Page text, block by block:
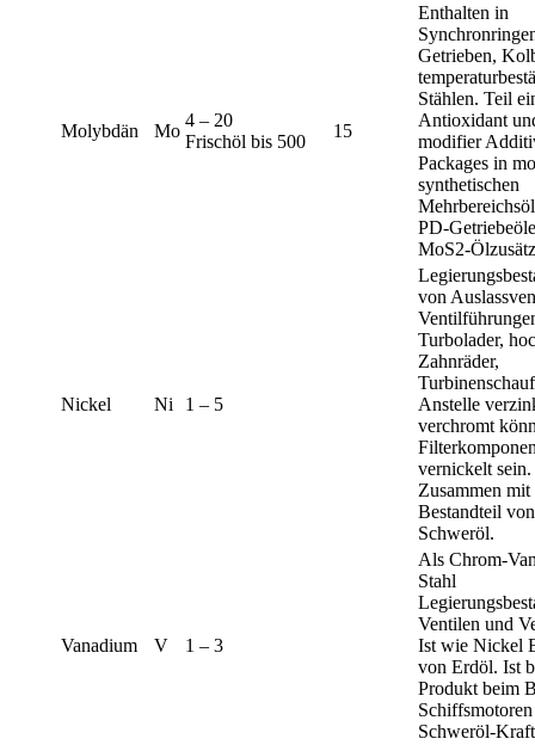
Molybdän Mo
4 – 20
Frischöl bis 500
15
Enthalten in
Getrieben,
Stählen. Teil
Antioxidant
modifier
Packages in
synthetischen
PD-
MoS2-
Nickel Ni 1 – 5
von
Turbolader,
Zahnräder,
Anstelle
verchromt
vernickelt sein.
Zusammen
Bestandteil von
Schweröl.
Vanadium V 1 – 3
Als Chrom-
Stahl
Ventilen und
Ist wie Nickel
von Erdöl. Ist
Produkt beim
Schweröl-